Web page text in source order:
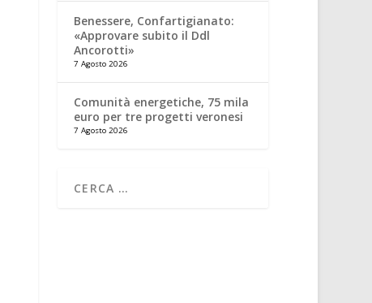
Benessere, Confartigianato:
«Approvare subito il Ddl
Ancorotti»
7 Agosto 2026
Comunità energetiche, 75 mila
euro per tre progetti veronesi
7 Agosto 2026